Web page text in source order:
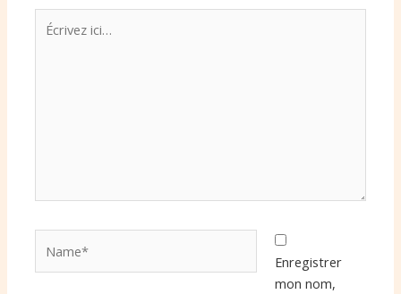
Écrivez
ici…
Enregistrer
mon nom,